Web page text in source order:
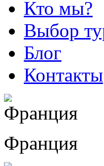
Кто мы?
Выбор
Блог
Контакты
Франция